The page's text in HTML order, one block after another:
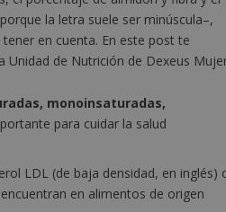
la letra suele ser minúscula–,
en cuenta. En este post te
Unidad de Nutrición de Dexeus
monoinsaturadas,
para cuidar la salud
LDL (de baja densidad, en inglés)
en alimentos de origen